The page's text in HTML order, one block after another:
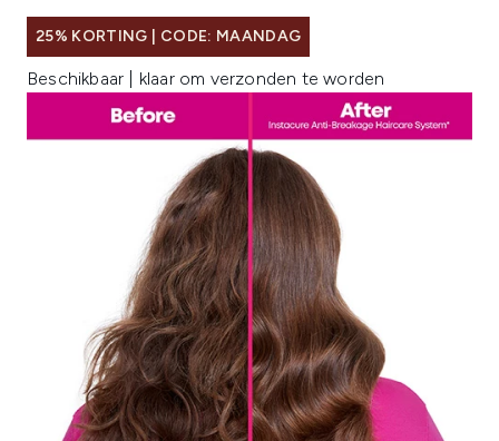
25% KORTING | CODE: MAANDAG
Beschikbaar | klaar om verzonden te worden